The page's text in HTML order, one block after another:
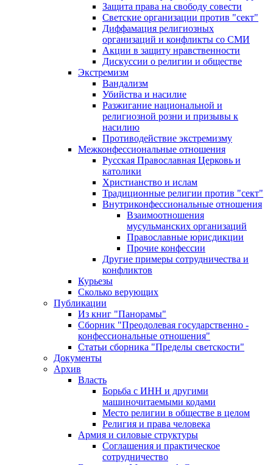
Защита права на свободу совести
Светские организации против "сект"
Диффамация религиозных
организаций и конфликты со СМИ
Акции в защиту нравственности
Дискуссии о религии и обществе
Экстремизм
Вандализм
Убийства и насилие
Разжигание национальной и
религиозной розни и призывы к
насилию
Противодействие экстремизму
Межконфессиональные отношения
Русская Православная Церковь и
католики
Христианство и ислам
Традиционные религии против "сект"
Внутриконфессиональные отношения
Взаимоотношения
мусульманских организаций
Православные юрисдикции
Прочие конфессии
Другие примеры сотрудничества и
конфликтов
Курьезы
Сколько верующих
Публикации
Из книг "Панорамы"
Сборник "Преодолевая государственно -
конфессиональные отношения"
Статьи сборника "Пределы светскости"
Документы
Архив
Власть
Борьба с ИНН и другими
машиночитаемыми кодами
Место религии в обществе в целом
Религия и права человека
Армия и силовые структуры
Соглашения и практическое
сотрудничество